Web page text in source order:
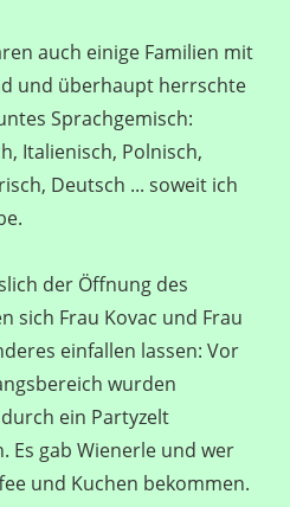
auch einige Familien mit
und überhaupt herrschte
Sprachgemisch:
Italienisch, Polnisch,
Deutsch ... soweit ich
der Öffnung des
sich Frau Kovac und Frau
einfallen lassen: Vor
wurden
ein Partyzelt
Es gab Wienerle und wer
und Kuchen bekommen.